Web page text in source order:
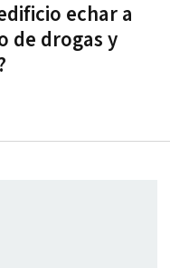
echar a
de drogas y